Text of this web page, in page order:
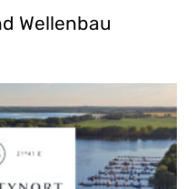
Wellenbau